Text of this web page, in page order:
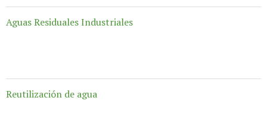
Aguas Residuales Industriales
Reutilización de agua